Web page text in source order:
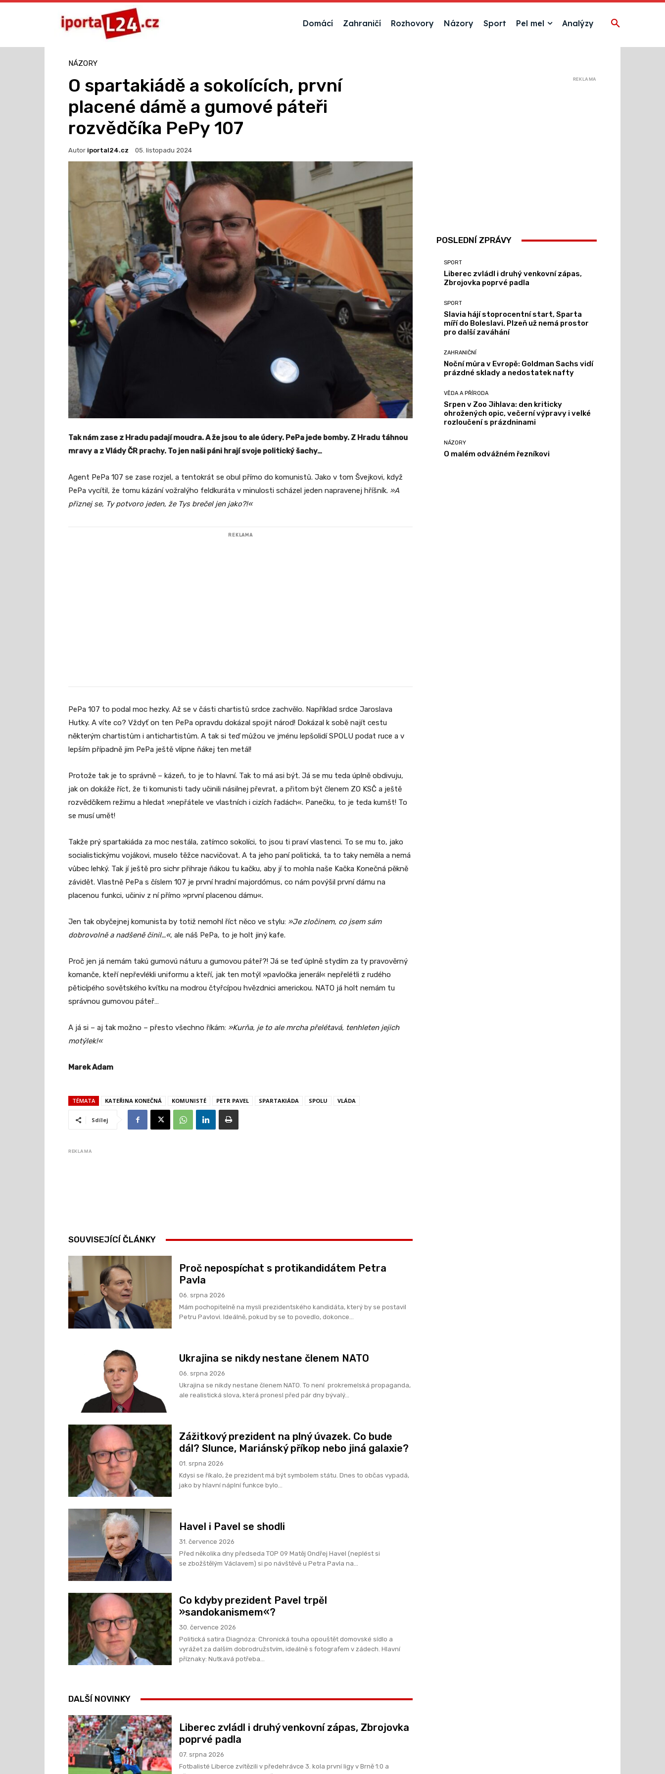
Domácí Zahraničí Rozhovory Názory Sport Pel mel Analýzy
NÁZORY
O spartakiádě a sokolících, první
placené dámě a gumové páteři
rozvědčíka PePy 107
Autor iportal24.cz 05. listopadu 2024
Tak nám zase z Hradu padají moudra. A že jsou to ale údery. PePa jede bomby. Z Hradu táhnou
mravy a z Vlády ČR prachy. To jen naši páni hrají svoje politický šachy…
Agent PePa 107 se zase rozjel, a tentokrát se obul přímo do komunistů. Jako v tom Švejkovi, když
PePa vycítil, že tomu kázání vožralýho feldkuráta v minulosti scházel jeden napravenej hříšník. »A
přiznej se, Ty potvoro jeden, že Tys brečel jen jako?!«
REKLAMA
PePa 107 to podal moc hezky. Až se v části chartistů srdce zachvělo. Například srdce Jaroslava
Hutky. A víte co? Vždyť on ten PePa opravdu dokázal spojit národ! Dokázal k sobě najít cestu
některým chartistům i antichartistům. A tak si teď můžou ve jménu lepšolidí SPOLU podat ruce a v
lepším případně jim PePa ještě vlípne ňákej ten metál!
Protože tak je to správně – kázeň, to je to hlavní. Tak to má asi být. Já se mu teda úplně obdivuju,
jak on dokáže říct, že ti komunisti tady učinili násilnej převrat, a přitom být členem ZO KSČ a ještě
rozvědčíkem režimu a hledat »nepřátele ve vlastních i cizích řadách«. Panečku, to je teda kumšt! To
se musí umět!
Takže prý spartakiáda za moc nestála, zatímco sokolíci, to jsou ti praví vlastenci. To se mu to, jako
socialistickýmu vojákovi, muselo těžce nacvičovat. A ta jeho paní politická, ta to taky neměla a nemá
vůbec lehký. Tak jí ještě pro sichr přihraje ňákou tu kačku, aby jí to mohla naše Kačka Konečná pěkně
závidět. Vlastně PePa s číslem 107 je první hradní majordómus, co nám povýšil první dámu na
placenou funkci, učiniv z ní přímo »první placenou dámu«.
Jen tak obyčejnej komunista by totiž nemohl říct něco ve stylu: »Je zločinem, co jsem sám
dobrovolně a nadšeně činil…«, ale náš PePa, to je holt jiný kafe.
Proč jen já nemám takú gumovú náturu a gumovou páteř?! Já se teď úplně stydím za ty pravověrný
komanče, kteří nepřevlékli uniformu a kteří, jak ten motýl »pavločka jenerál« nepřelétli z rudého
pěticípého sovětského kvítku na modrou čtyřcípou hvězdnici americkou. NATO já holt nemám tu
správnou gumovou páteř…
A já si – aj tak možno – přesto všechno říkám: »Kurňa, je to ale mrcha přelétavá, tenhleten jejich
motýlek!«
Marek Adam
TÉMATA KATEŘINA KONEČNÁ KOMUNISTÉ PETR PAVEL SPARTAKIÁDA SPOLU VLÁDA
Sdílej
REKLAMA
SOUVISEJÍCÍ ČLÁNKY
Proč nepospíchat s protikandidátem Petra
Pavla
06. srpna 2026
Mám pochopitelně na mysli prezidentského kandidáta, který by se postavil
Petru Pavlovi. Ideálně, pokud by se to povedlo, dokonce...
Ukrajina se nikdy nestane členem NATO
06. srpna 2026
Ukrajina se nikdy nestane členem NATO. To není prokremelská propaganda,
ale realistická slova, která pronesl před pár dny bývalý...
Zážitkový prezident na plný úvazek. Co bude
dál? Slunce, Mariánský příkop nebo jiná galaxie?
01. srpna 2026
Kdysi se říkalo, že prezident má být symbolem státu. Dnes to občas vypadá,
jako by hlavní náplní funkce bylo...
Havel i Pavel se shodli
31. července 2026
Před několika dny předseda TOP 09 Matěj Ondřej Havel (neplést si
se zbožštělým Václavem) si po návštěvě u Petra Pavla na...
Co kdyby prezident Pavel trpěl
»sandokanismem«?
30. července 2026
Politická satira Diagnóza: Chronická touha opouštět domovské sídlo a
vyrážet za dalším dobrodružstvím, ideálně s fotografem v zádech. Hlavní
příznaky: Nutkavá potřeba...
DALŠÍ NOVINKY
Liberec zvládl i druhý venkovní zápas, Zbrojovka
poprvé padla
07. srpna 2026
Fotbalisté Liberce zvítězili v předehrávce 3. kola první ligy v Brně 1:0 a
REKLAMA
POSLEDNÍ ZPRÁVY
SPORT
Liberec zvládl i druhý venkovní zápas,
Zbrojovka poprvé padla
SPORT
Slavia hájí stoprocentní start, Sparta
míří do Boleslavi. Plzeň už nemá prostor
pro další zaváhání
ZAHRANIČNÍ
Noční můra v Evropě: Goldman Sachs vidí
prázdné sklady a nedostatek nafty
VĚDA A PŘÍRODA
Srpen v Zoo Jihlava: den kriticky
ohrožených opic, večerní výpravy i velké
rozloučení s prázdninami
NÁZORY
O malém odvážném řezníkovi